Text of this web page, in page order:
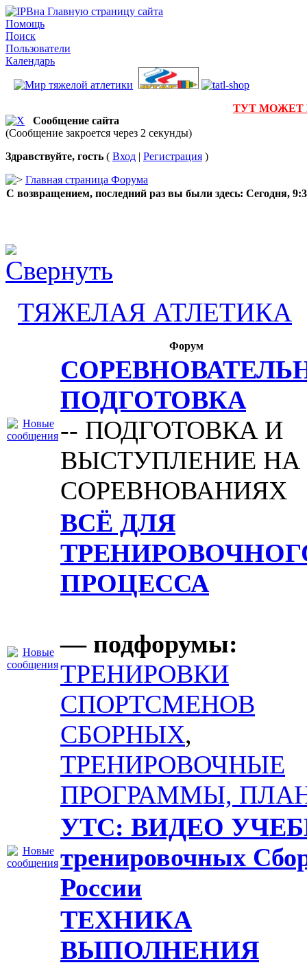
на Главную страницу сайта
Помощь
Поиск
Пользователи
Календарь
ТУТ МОЖЕТ
Сообщение сайта
(Сообщение закроется через 2 секунды)
Здравствуйте, гость ( Вход | Регистрация )
Главная страница Форума
С возвращением, последний раз вы были здесь: Сегодня,
ТЯЖЕЛАЯ АТЛЕТИКА
Форум
ПОДГОТОВКА
-- ПОДГОТОВКА И
ВЫСТУПЛЕНИЕ НА
СОРЕВНОВАНИЯХ
ВСЁ ДЛЯ
ПРОЦЕССА
— подфорумы:
ТРЕНИРОВКИ
СПОРТСМЕНОВ
СБОРНЫХ,
ТРЕНИРОВОЧНЫЕ
ПРОГРАММЫ,
УТС: ВИДЕО
тренировочных
России
ТЕХНИКА
ВЫПОЛНЕНИЯ